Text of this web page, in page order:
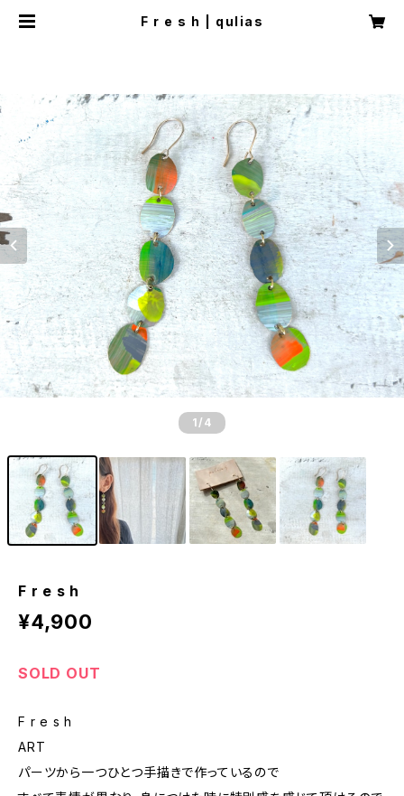
F r e s h | qulias
1 /4
F r e s h
¥4,900
SOLD OUT
F r e s h
ART
パーツから一つひとつ手描きで作っているので